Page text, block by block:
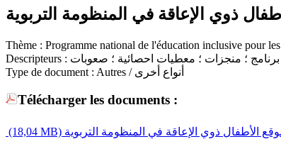
ذوي الإعاقة في المنظومة التربوية
Thème :
Descripteurs : برنامج ؛ منجزات ؛ معطيات احصائية ؛ صعوبات
Type de document :
Autres / أنواع أخرى
Télécharger les documents :
(18,04 MB)